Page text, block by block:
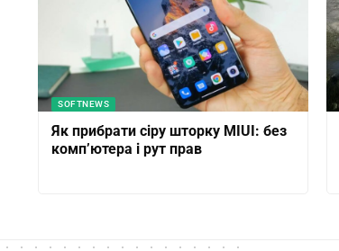
SOFTNEWS
Як прибрати сіру шторку MIUI: без
комп’ютера і рут прав